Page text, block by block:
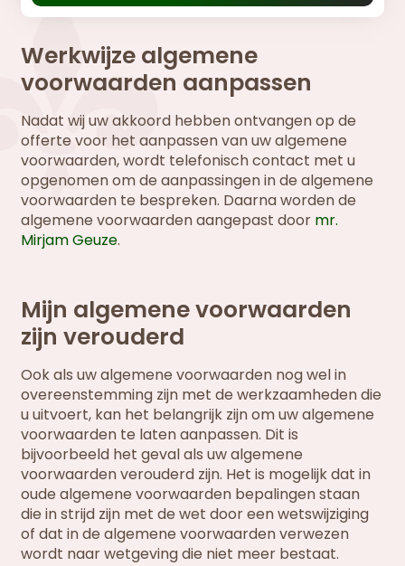
Werkwijze algemene
voorwaarden aanpassen
Nadat wij uw akkoord hebben ontvangen op de
offerte voor het aanpassen van uw algemene
voorwaarden, wordt telefonisch contact met u
opgenomen om de aanpassingen in de algemene
voorwaarden te bespreken. Daarna worden de
algemene voorwaarden aangepast door mr.
Mirjam Geuze.
Mijn algemene voorwaarden
zijn verouderd
Ook als uw algemene voorwaarden nog wel in
overeenstemming zijn met de werkzaamheden die
u uitvoert, kan het belangrijk zijn om uw algemene
voorwaarden te laten aanpassen. Dit is
bijvoorbeeld het geval als uw algemene
voorwaarden verouderd zijn. Het is mogelijk dat in
oude algemene voorwaarden bepalingen staan
die in strijd zijn met de wet door een wetswijziging
of dat in de algemene voorwaarden verwezen
wordt naar wetgeving die niet meer bestaat.